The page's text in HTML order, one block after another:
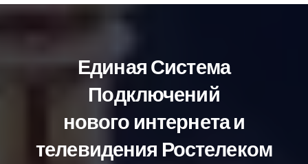
Единая Система
Подключений
нового интернета и
телевидения Ростелеком